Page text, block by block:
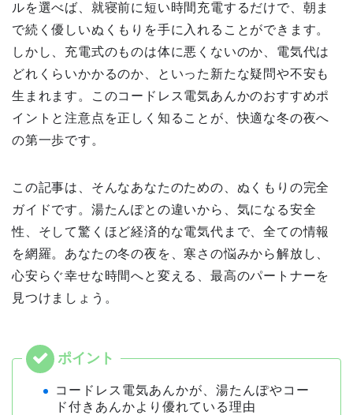
ルを選べば、就寝前に短い時間充電するだけで、朝ま
で続く優しいぬくもりを手に入れることができます。
しかし、充電式のものは体に悪くないのか、電気代は
どれくらいかかるのか、といった新たな疑問や不安も
生まれます。このコードレス電気あんかのおすすめポ
イントと注意点を正しく知ることが、快適な冬の夜へ
の第一歩です。
この記事は、そんなあなたのための、ぬくもりの完全
ガイドです。湯たんぽとの違いから、気になる安全
性、そして驚くほど経済的な電気代まで、全ての情報
を網羅。あなたの冬の夜を、寒さの悩みから解放し、
心安らぐ幸せな時間へと変える、最高のパートナーを
見つけましょう。
コードレス電気あんかが、湯たんぽやコー
ド付きあんかより優れている理由